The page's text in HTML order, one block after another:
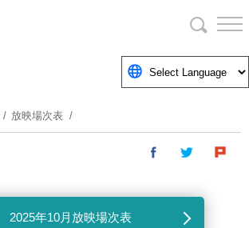
放映場次表
2025年10月放映場次表下個月